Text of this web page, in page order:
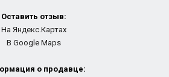
Оставить отзыв:
На Яндекс.Картах
В Google Maps
о продавце: